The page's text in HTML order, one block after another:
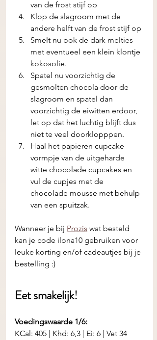
van de frost stijf op
Klop de slagroom met de
andere helft van de frost stijf op
Smelt nu ook de dark melties
met eventueel een klein klontje
kokosolie.
Spatel nu voorzichtig de
gesmolten chocola door de
slagroom en spatel dan
voorzichtig de eiwitten erdoor,
let op dat het luchtig blijft dus
niet te veel doorklopppen.
Haal het papieren cupcake
vormpje van de uitgeharde
witte chocolade cupcakes en
vul de cupjes met de
chocolade mousse met behulp
van een spuitzak.
Wanneer je bij Prozis wat besteld
kan je code ilona10 gebruiken voor
leuke korting en/of cadeautjes bij je
bestelling :)
Eet smakelijk!
Voedingswaarde 1/6:
KCal: 405 | Khd: 6,3 | Ei: 6 | Vet 34